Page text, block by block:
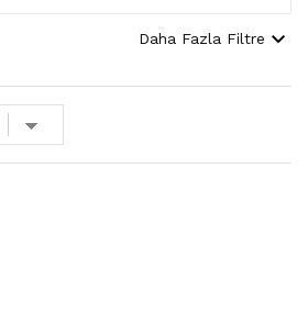
Daha Fazla Filtre